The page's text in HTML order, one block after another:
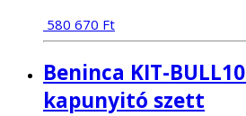
580 670 Ft
Beninca KIT-
kapunyitó szett